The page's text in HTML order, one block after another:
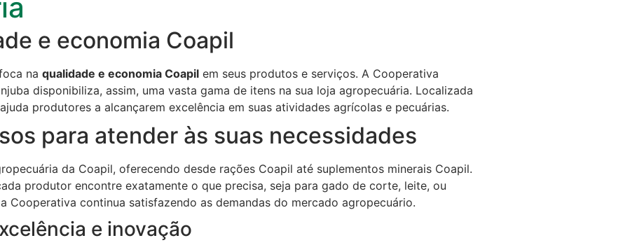
e economia Coapil
na qualidade e economia Coapil em seus produtos e serviços. A Cooperativa
disponibiliza, assim, uma vasta gama de itens na sua loja agropecuária. Localizada
produtores a alcançarem excelência em suas atividades agrícolas e pecuárias.
para atender às suas necessidades
da Coapil, oferecendo desde rações Coapil até suplementos minerais Coapil.
produtor encontre exatamente o que precisa, seja para gado de corte, leite, ou
Cooperativa continua satisfazendo as demandas do mercado agropecuário.
e inovação